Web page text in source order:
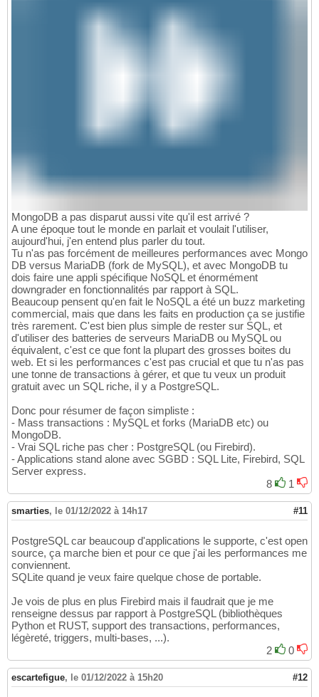
MongoDB a pas disparut aussi vite qu'il est arrivé ?
A une époque tout le monde en parlait et voulait l'utiliser,
aujourd'hui, j'en entend plus parler du tout.
Tu n'as pas forcément de meilleures performances avec Mongo
DB versus MariaDB (fork de MySQL), et avec MongoDB tu
dois faire une appli spécifique NoSQL et énormément
downgrader en fonctionnalités par rapport à SQL.
Beaucoup pensent qu'en fait le NoSQL a été un buzz marketing
commercial, mais que dans les faits en production ça se justifie
très rarement. C'est bien plus simple de rester sur SQL, et
d'utiliser des batteries de serveurs MariaDB ou MySQL ou
équivalent, c'est ce que font la plupart des grosses boites du
web. Et si les performances c'est pas crucial et que tu n'as pas
une tonne de transactions à gérer, et que tu veux un produit
gratuit avec un SQL riche, il y a PostgreSQL.
Donc pour résumer de façon simpliste :
- Mass transactions : MySQL et forks (MariaDB etc) ou
MongoDB.
- Vrai SQL riche pas cher : PostgreSQL (ou Firebird).
- Applications stand alone avec SGBD : SQL Lite, Firebird, SQL
Server express.
8
1
smarties, le 01/12/2022 à 14h17 #11
PostgreSQL car beaucoup d'applications le supporte, c'est open
source, ça marche bien et pour ce que j'ai les performances me
conviennent.
SQLite quand je veux faire quelque chose de portable.
Je vois de plus en plus Firebird mais il faudrait que je me
renseigne dessus par rapport à PostgreSQL (bibliothèques
Python et RUST, support des transactions, performances,
légèreté, triggers, multi-bases, ...).
2
0
escartefigue, le 01/12/2022 à 15h20 #12